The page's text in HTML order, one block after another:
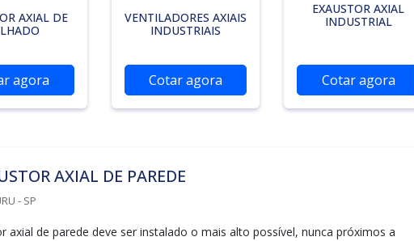
AXIAL DE
agora
VENTILADORES AXIAIS
INDUSTRIAIS
Cotar agora
EXAUSTOR AXIAL
INDUSTRIAL
Cotar agora
AXIAL DE PAREDE
- SP
axial de parede deve ser instalado o mais alto possível, nunca próximos a